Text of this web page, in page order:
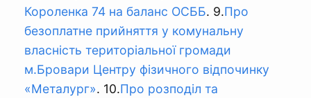
Короленка 74 на баланс ОСББ. 9.Про
безоплатне прийняття у комунальну
власність територіальної громади
м.Бровари Центру фізичного відпочинку
«Металург». 10.Про розподіл та